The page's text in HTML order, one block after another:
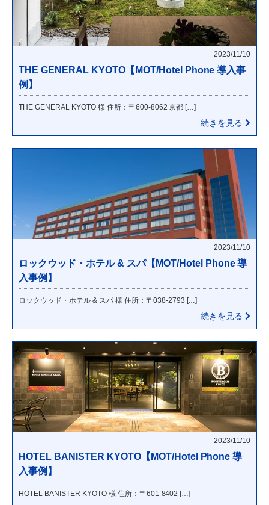
2023/11/10
THE GENERAL KYOTO【MOT/Hotel Phone 導入事
例】
THE GENERAL KYOTO 様 住所：〒600-8062 京都 […]
続きを見る
2023/11/10
ロックウッド・ホテル & スパ【MOT/Hotel Phone 導
入事例】
ロックウッド・ホテル & スパ 様 住所：〒038-2793 […]
続きを見る
2023/11/10
HOTEL BANISTER KYOTO【MOT/Hotel Phone 導
入事例】
HOTEL BANISTER KYOTO 様 住所：〒601-8402 […]